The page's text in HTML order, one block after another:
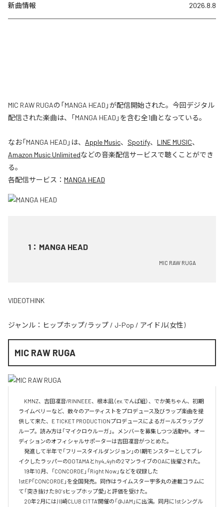
新曲情報 2026.8.8
MIC RAW RUGAの「MANGA HEAD」が配信開始された。今回デジタル
配信された楽曲は、「MANGA HEAD」を含む全1曲となっている。
なお「MANGA HEAD 」は、 Apple Music、 Spotify、 LINE MUSIC、
Amazon Music Unlimitedなどの音楽配信サービスで聴くことができ
る。
各配信サービス： MANGA HEAD
1 ： MANGA HEAD
MIC RAW RUGA
VIDEOTHINK
ジャンル： ヒップホップ/ラップ / J-Pop / アイドル(女性)
MIC RAW RUGA
KMNZ、吉田凜音/RINNEEE、根本凪（ex.でんぱ組）、でか美ちゃん、初期
ライムベリーなど、数々のアーティストをプロデュース及びラップ楽曲を提
供して来た、E TICKET PRODUCTIONプロデュースによるガールズラップグ
ループ。読み方は「マイクロウルーガ」。メンバーを募集しつつ活動中。オー
ディションのオフィシャルサポーターは吉田凜音がつとめた。
発進して半年で「フリースタイルダンジョン」の1期モンスターとしてブレ
イクしたラッパーのDOTAMAとhy4_4yhの2マンライブのOAに抜擢された。
19年10月、「CONCORDE」「Right Now」などを収録した
1stEP「CONCORDE」を全国発売。同作はライムスター宇多丸の連載コラムに
て「突き抜けた90’sヒップホップ愛」と評価を受けた。
20年2月には川崎CLUB CITTA’開催の「@JAM」に出演。同月に1stシングル